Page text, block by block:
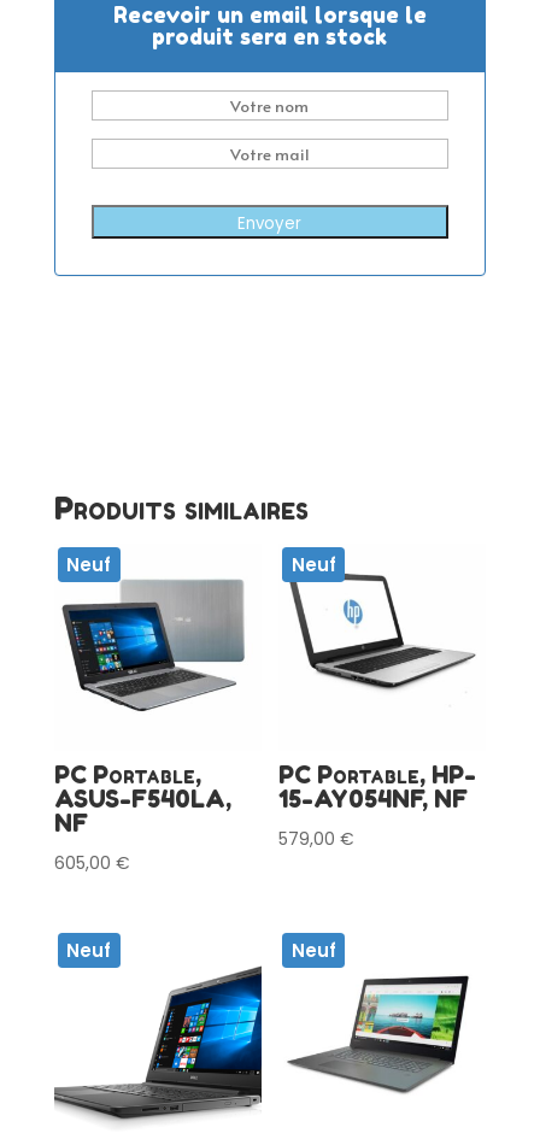
Recevoir un email lorsque le
produit sera en stock
Envoyer
Produits similaires
Neuf
PC Portable,
ASUS-F540LA,
NF
605,00 €
Neuf
PC Portable, HP-
15-AY054NF, NF
579,00€
Neuf Neuf